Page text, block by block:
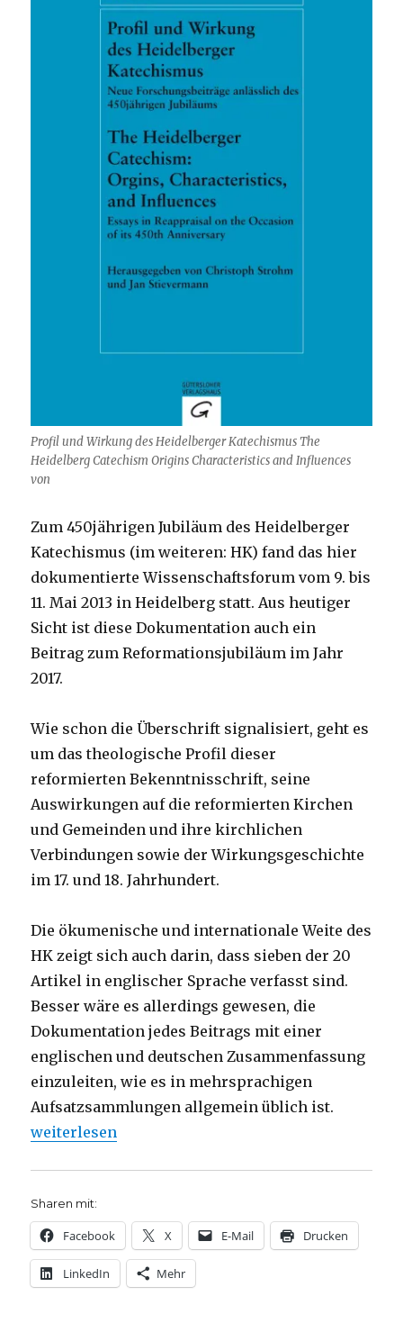
Profil und Wirkung des Heidelberger Katechismus The
Heidelberg Catechism Origins Characteristics and Influences
von
Zum 450jährigen Jubiläum des Heidelberger
Katechismus (im weiteren: HK) fand das hier
dokumentierte Wissenschaftsforum vom 9. bis
11. Mai 2013 in Heidelberg statt. Aus heutiger
Sicht ist diese Dokumentation auch ein
Beitrag zum Reformationsjubiläum im Jahr
2017.
Wie schon die Überschrift signalisiert, geht es
um das theologische Profil dieser
reformierten Bekenntnisschrift, seine
Auswirkungen auf die reformierten Kirchen
und Gemeinden und ihre kirchlichen
Verbindungen sowie der Wirkungsgeschichte
im 17. und 18. Jahrhundert.
Die ökumenische und internationale Weite des
HK zeigt sich auch darin, dass sieben der 20
Artikel in englischer Sprache verfasst sind.
Besser wäre es allerdings gewesen, die
Dokumentation jedes Beitrags mit einer
englischen und deutschen Zusammenfassung
einzuleiten, wie es in mehrsprachigen
Aufsatzsammlungen allgemein üblich ist.
„Heidelberger Katechismus zwischen Mittelalter
weiterlesen
Sharen mit:
Facebook X E-Mail Drucken
LinkedIn Mehr